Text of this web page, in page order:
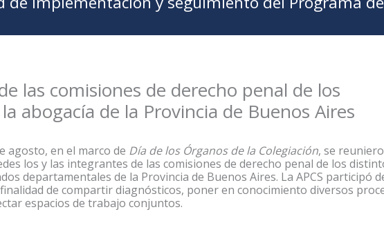
las comisiones de derecho penal de los
abogacía de la Provincia de Buenos Aires
agosto, en el marco de Día de los Órganos de la Colegiación, se
los y las integrantes de las comisiones de derecho penal de los
departamentales de la Provincia de Buenos Aires. La APCS participó
de compartir diagnósticos, poner en conocimiento diversos
espacios de trabajo conjuntos.